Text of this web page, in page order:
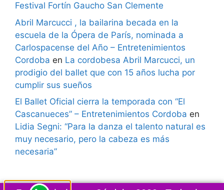
Festival Fortín Gaucho San Clemente
Abril Marcucci , la bailarina becada en la
escuela de la Ópera de París, nominada a
Carlospacense del Año – Entretenimientos
Cordoba en La cordobesa Abril Marcucci, un
prodigio del ballet que con 15 años lucha por
cumplir sus sueños
El Ballet Oficial cierra la temporada con “El
Cascanueces” – Entretenimientos Cordoba en
Lidia Segni: “Para la danza el talento natural es
muy necesario, pero la cabeza es más
necesaria”